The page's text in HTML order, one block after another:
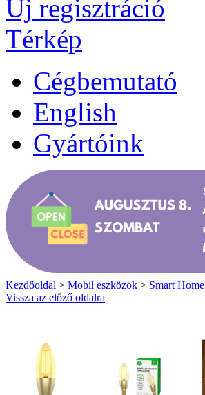
Új regisztráció
Térkép
Cégbemutató
English
Gyártóink
Kezdőoldal > Mobil eszközök > Smart Home
Vissza az előző oldalra